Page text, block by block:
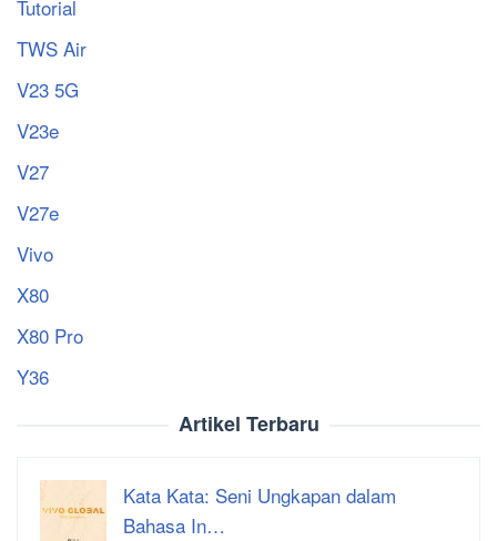
Tutorial
TWS Air
V23 5G
V23e
V27
V27e
Vivo
X80
X80 Pro
Y36
Artikel Terbaru
Kata Kata: Seni Ungkapan dalam
Bahasa In…